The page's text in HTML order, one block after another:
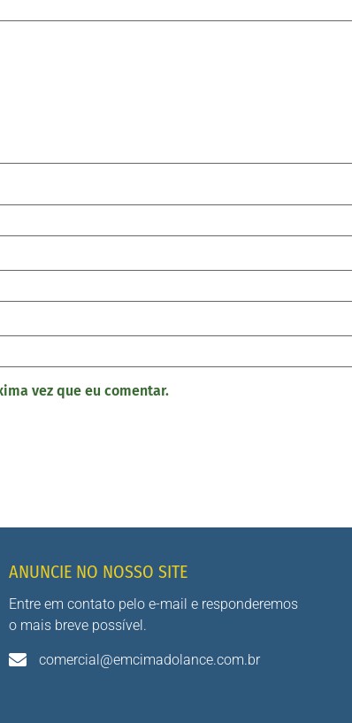
vez que eu comentar.
ANUNCIE NO NOSSO SITE
Entre em contato pelo e-mail e responderemos
o mais breve possível.
comercial@emcimadolance.com.br